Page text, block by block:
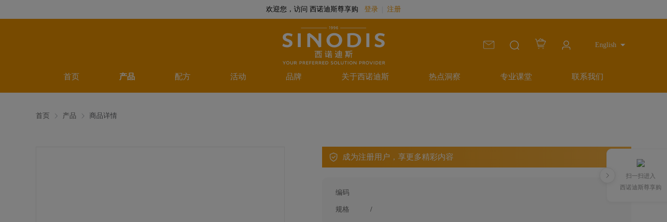
欢迎您，访问 西诺迪斯尊享购 登录 注册
English
首页 产品 配方 活动 品牌 关于西诺迪斯 热点洞察 专业课堂 联系我们
扫一扫进入
西诺迪斯尊享购
首页 产品 商品详情
成为注册用户，享更多精彩内容
编码
规格 /